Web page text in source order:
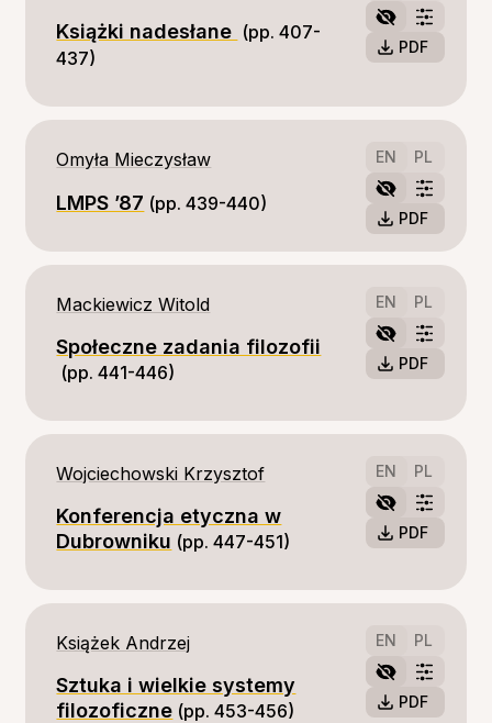
PDF
Książki nadesłane (pp. 407-
437)
EN PL
PDF
Omyła Mieczysław
LMPS ’87 (pp. 439-440)
EN PL
PDF
Mackiewicz Witold
Społeczne zadania filozofii
(pp. 441-446)
EN PL
PDF
Wojciechowski Krzysztof
Konferencja etyczna w
Dubrowniku (pp. 447-451)
EN PL
PDF
Książek Andrzej
Sztuka i wielkie systemy
filozoficzne (pp. 453-456)